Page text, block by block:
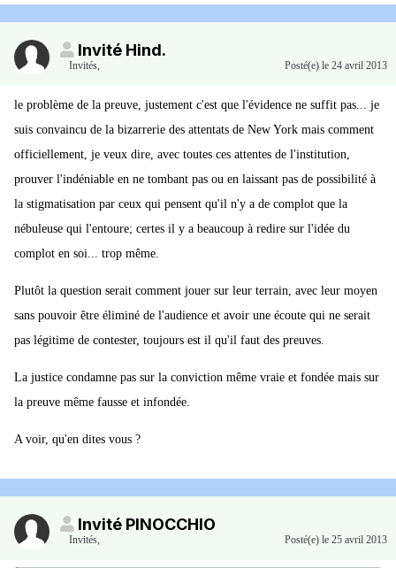
Invité Hind.
Invités, Posté(e) le 24 avril 2013
le problème de la preuve, justement c'est que l'évidence ne suffit pas... je
suis convaincu de la bizarrerie des attentats de New York mais comment
officiellement, je veux dire, avec toutes ces attentes de l'institution,
prouver l'indéniable en ne tombant pas ou en laissant pas de possibilité à
la stigmatisation par ceux qui pensent qu'il n'y a de complot que la
nébuleuse qui l'entoure; certes il y a beaucoup à redire sur l'idée du
complot en soi... trop même.
Plutôt la question serait comment jouer sur leur terrain, avec leur moyen
sans pouvoir être éliminé de l'audience et avoir une écoute qui ne serait
pas légitime de contester, toujours est il qu'il faut des preuves.
La justice condamne pas sur la conviction même vraie et fondée mais sur
la preuve même fausse et infondée.
A voir, qu'en dites vous ?
Invité PINOCCHIO
Invités, Posté(e) le 25 avril 2013